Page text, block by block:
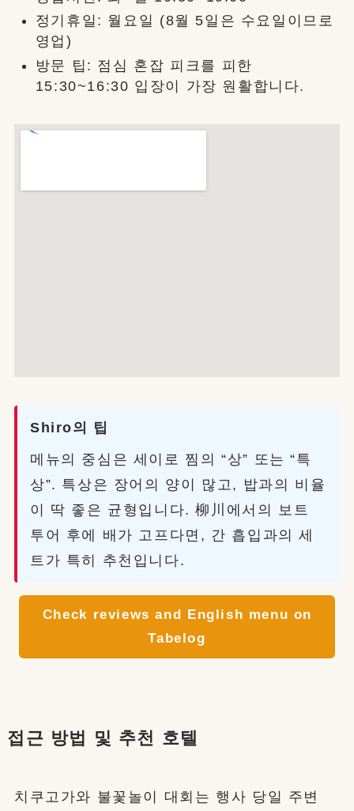
정기휴일: 월요일 (8월 5일은 수요일이므로
영업)
방문 팁: 점심 혼잡 피크를 피한
15:30~16:30 입장이 가장 원활합니다.
Shiro의 팁
메뉴의 중심은 세이로 찜의 “상” 또는 “특
상”. 특상은 장어의 양이 많고, 밥과의 비율
이 딱 좋은 균형입니다. 柳川에서의 보트
투어 후에 배가 고프다면, 간 흡입과의 세
트가 특히 추천입니다.
Check reviews and English menu on
Tabelog
접근 방법 및 추천 호텔
치쿠고가와 불꽃놀이 대회는 행사 당일 주변